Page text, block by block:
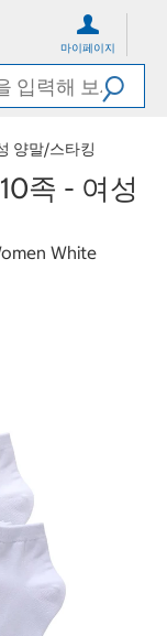
마이페이지
양말/스타킹
족 - 여성
White